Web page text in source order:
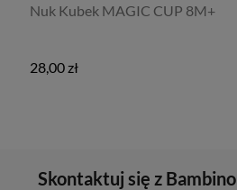
Nuk Kubek MAGIC CUP 8M+
28,00 zł
Skontaktuj się z Bambino